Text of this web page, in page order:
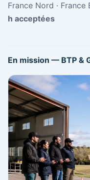
France Nord ·
h acceptées
En mission — BTP &